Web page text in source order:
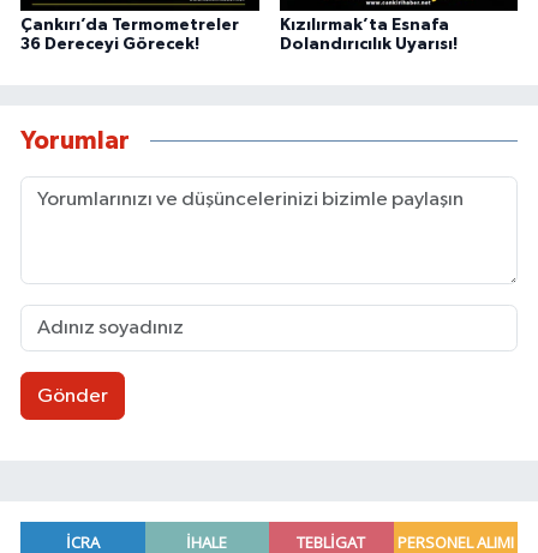
Çankırı’da Termometreler
36 Dereceyi Görecek!
Kızılırmak’ta Esnafa
Dolandırıcılık Uyarısı!
Yorumlar
Gönder